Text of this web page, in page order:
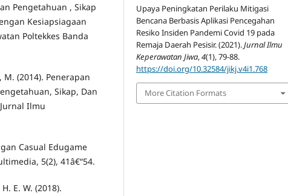
Pengetahuan , Sikap
Kesiapsiagaan
Poltekkes Banda
(2014). Penerapan
Sikap, Dan
Ilmu
Casual Edugame
5(2), 41â€“54.
E. W. (2018).
Upaya Peningkatan Perilaku Mitigasi
Bencana Berbasis Aplikasi Pencegahan
Resiko Insiden Pandemi Covid 19 pada
Remaja Daerah Pesisir. (2021).Jurnal Ilmu
Keperawatan Jiwa,4(1), 79-88.
https://doi.org/10.32584/jikj.v4i1.768
More Citation Formats